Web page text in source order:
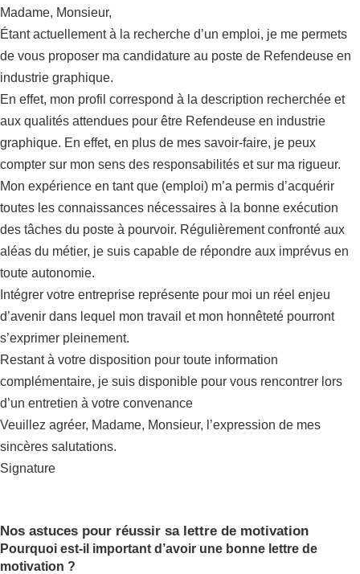
Madame, Monsieur,
Étant actuellement à la recherche d’un emploi, je me permets
de vous proposer ma candidature au poste de Refendeuse en
industrie graphique.
En effet, mon profil correspond à la description recherchée et
aux qualités attendues pour être Refendeuse en industrie
graphique. En effet, en plus de mes savoir-faire, je peux
compter sur mon sens des responsabilités et sur ma rigueur.
Mon expérience en tant que (emploi) m’a permis d’acquérir
toutes les connaissances nécessaires à la bonne exécution
des tâches du poste à pourvoir. Régulièrement confronté aux
aléas du métier, je suis capable de répondre aux imprévus en
toute autonomie.
Intégrer votre entreprise représente pour moi un réel enjeu
d’avenir dans lequel mon travail et mon honnêteté pourront
s’exprimer pleinement.
Restant à votre disposition pour toute information
complémentaire, je suis disponible pour vous rencontrer lors
d’un entretien à votre convenance
Veuillez agréer, Madame, Monsieur, l’expression de mes
sincères salutations.
Signature
Nos astuces pour réussir sa lettre de motivation
Pourquoi est-il important d’avoir une bonne lettre de
motivation ?